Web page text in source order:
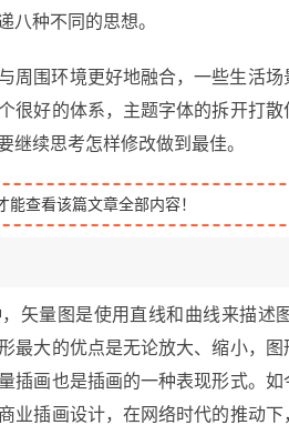
八种不同的思想。
周围环境更好地融合，一些生活
很好的体系，主题字体的拆开打
继续思考怎样修改做到最佳。
查看该篇文章全部内容！
矢量图是使用直线和曲线来描述
最大的优点是无论放大、缩小，
插画也是插画的一种表现形式。
业插画设计，在网络时代的推动